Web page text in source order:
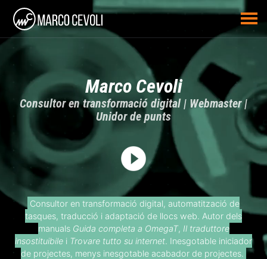
Marco Cevoli
Consultor en transformació digital | Webmaster |
Unidor de punts
Consultor en transformació digital, automatització de
tasques, traducció i adaptació de llocs web. Autor dels
manuals Guida completa a OmegaT, Il traduttore
insostituibile i Trovare tutto su internet. Inesgotable iniciador
de projectes, menys inesgotable acabador de projectes.